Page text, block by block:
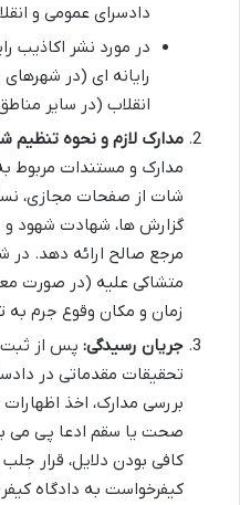
دادسرای عمومی و
رایانه ای (در
انقلاب (در سایر
مدارک لازم و نحوه تنظیم
مدارک و مستندات مربوط
شات از صفحات مجازی،
گزارش ها، شهادت شهود و
مرجع صالح ارائه دهد. در
متشاکی علیه (در صورت
زمان و مکان وقوع جرم
جریان رسیدگی: پس از ثبت
تحقیقات مقدماتی در
بررسی مدارک، اخذ
صحت یا سقم ادعا پی می
کافی بودن دلایل، قرار
کیفرخواست به دادگاه